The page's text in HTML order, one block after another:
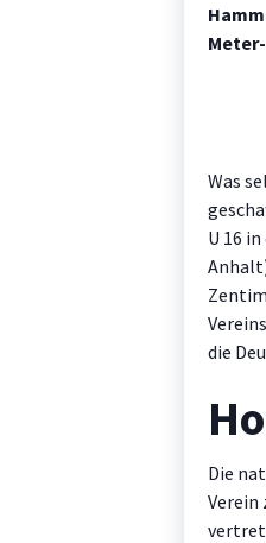
Was
U 16
die
Die
Verein